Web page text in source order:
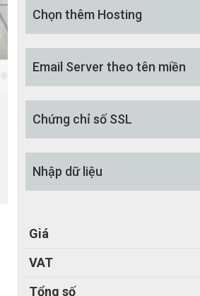
Chọn thêm Hosting
Email Server theo tên miền
Chứng chỉ số SSL
Nhập dữ liệu
Giá
VAT
Tổng số